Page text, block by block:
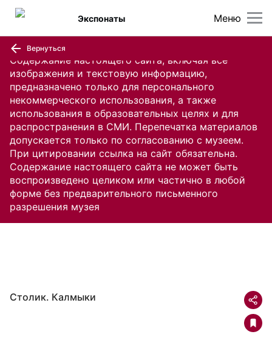
Содержание настоящего сайта, включая все
изображения и текстовую информацию,
предназначено только для персонального
некоммерческого использования, а также
использования в образовательных целях и для
распространения в СМИ. Перепечатка материалов
допускается только по согласованию с музеем.
При цитировании ссылка на сайт обязательна.
Содержание настоящего сайта не может быть
воспроизведено целиком или частично в любой
форме без предварительного письменного
разрешения музея
Меню
Экспонаты
Вернуться
Столик. Калмыки